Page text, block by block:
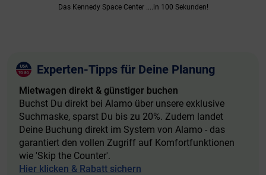
Das Kennedy Space Center ....in 100 Sekunden!
Experten-Tipps für Deine Planung
Mietwagen direkt & günstiger buchen
Buchst Du direkt bei Alamo über unsere exklusive
Suchmaske, sparst Du bis zu 20%. Zudem landet
Deine Buchung direkt im System von Alamo - das
garantiert den vollen Zugriff auf Komfortfunktionen
wie 'Skip the Counter'.
Hier klicken & Rabatt sichern